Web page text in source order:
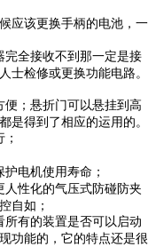
应该更换手柄的电池 ， 一
完全接收不到那一定是接
士检修或更换功能电路。
；悬折门可以悬挂到高
是得到了相应的运用的。
电机使用寿命；
性化的气压式防碰防夹
自如；
有的装置是否可以启动
功能的，它的特点还是很